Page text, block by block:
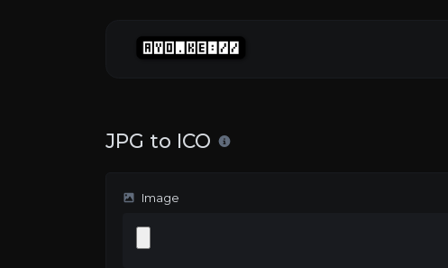
JPG to ICO
Image